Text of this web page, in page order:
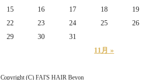
11月 »
15 16 17 18
19
22 23 24 25
26
29 30 31
Copyright (C) FAI'S HAIR Beyon